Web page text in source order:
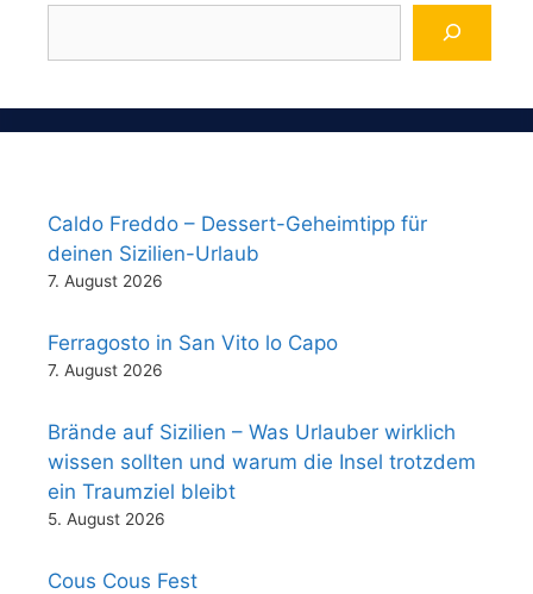
Caldo Freddo – Dessert-Geheimtipp für
deinen Sizilien-Urlaub
7. August 2026
Ferragosto in San Vito lo Capo
7. August 2026
Brände auf Sizilien – Was Urlauber wirklich
wissen sollten und warum die Insel trotzdem
ein Traumziel bleibt
5. August 2026
Cous Cous Fest